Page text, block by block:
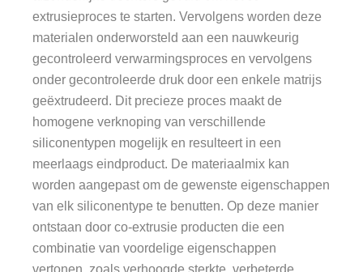
extrusieproces te starten. Vervolgens worden deze
materialen onderworsteld aan een nauwkeurig
gecontroleerd verwarmingsproces en vervolgens
onder gecontroleerde druk door een enkele matrijs
geëxtrudeerd. Dit precieze proces maakt de
homogene verknoping van verschillende
siliconentypen mogelijk en resulteert in een
meerlaags eindproduct. De materiaalmix kan
worden aangepast om de gewenste eigenschappen
van elk siliconentype te benutten. Op deze manier
ontstaan door co-extrusie producten die een
combinatie van voordelige eigenschappen
vertonen, zoals verhoogde sterkte, verbeterde